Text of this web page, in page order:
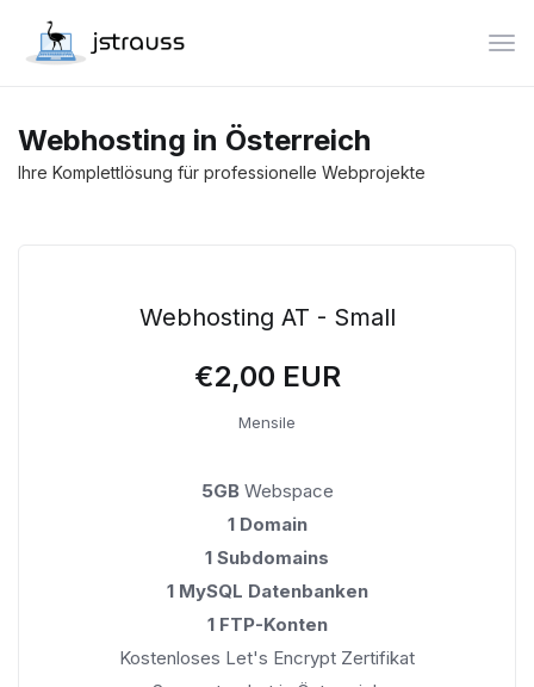
Webhosting in Österreich
Ihre Komplettlösung für professionelle Webprojekte
Webhosting AT - Small
€2,00 EUR
Mensile
5GBWebspace
1 Domain
1 Subdomains
1 MySQL Datenbanken
1 FTP-Konten
Kostenloses Let's Encrypt Zertifikat